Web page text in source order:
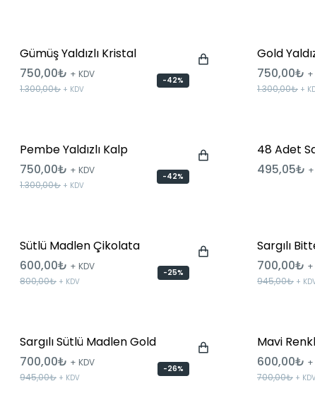
Gümüş Yaldızlı Kristal
750,00₺ + KDV
1.300,00₺ + KDV
-42%
Gold
750,00₺ +
1.300,00₺ +
Pembe Yaldızlı Kalp
750,00₺ + KDV
1.300,00₺ + KDV
-42%
48 Adet
495,05₺
Sütlü Madlen Çikolata
600,00₺ + KDV
800,00₺ + KDV
-25%
Sargılı
700,00₺ +
945,00₺ +
Sargılı Sütlü Madlen Gold
700,00₺ + KDV
945,00₺ + KDV
-26%
Mavi
600,00₺ +
700,00₺ +